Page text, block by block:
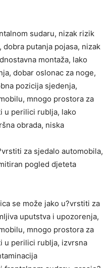
sudaru, nizak rizik
putanja pojasa, nizak
montaža, lako
dobar oslonac za noge,
pozicija sjedenja,
mnogo prostora za
u perilici rublja, lako
obrada, niska
za sjedalo automobila,
pogled djeteta
se može jako u?vrstiti za
uputstva i upozorenja,
mnogo prostora za
u perilici rublja, izvrsna